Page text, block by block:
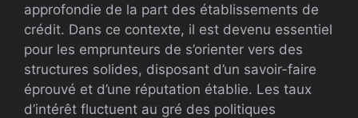
approfondie de la part des établissements de
crédit. Dans ce contexte, il est devenu essentiel
pour les emprunteurs de s’orienter vers des
structures solides, disposant d’un savoir-faire
éprouvé et d’une réputation établie. Les taux
d’intérêt fluctuent au gré des politiques